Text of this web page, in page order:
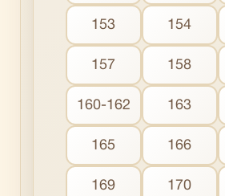
153 154
157 158
160-162 163
165 166
169 170